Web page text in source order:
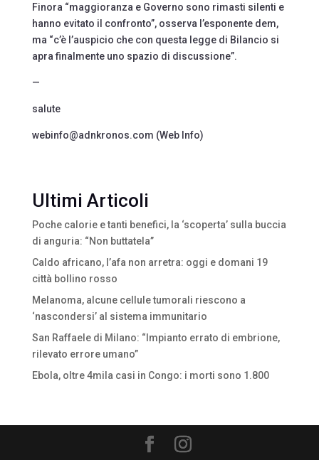
Finora “maggioranza e Governo sono rimasti silenti e
hanno evitato il confronto”, osserva l’esponente dem,
ma “c’è l’auspicio che con questa legge di Bilancio si
apra finalmente uno spazio di discussione”.
—
salute
webinfo@adnkronos.com (Web Info)
Ultimi Articoli
Poche calorie e tanti benefici, la ‘scoperta’ sulla buccia
di anguria: “Non buttatela”
Caldo africano, l’afa non arretra: oggi e domani 19
città bollino rosso
Melanoma, alcune cellule tumorali riescono a
‘nascondersi’ al sistema immunitario
San Raffaele di Milano: “Impianto errato di embrione,
rilevato errore umano”
Ebola, oltre 4mila casi in Congo: i morti sono 1.800